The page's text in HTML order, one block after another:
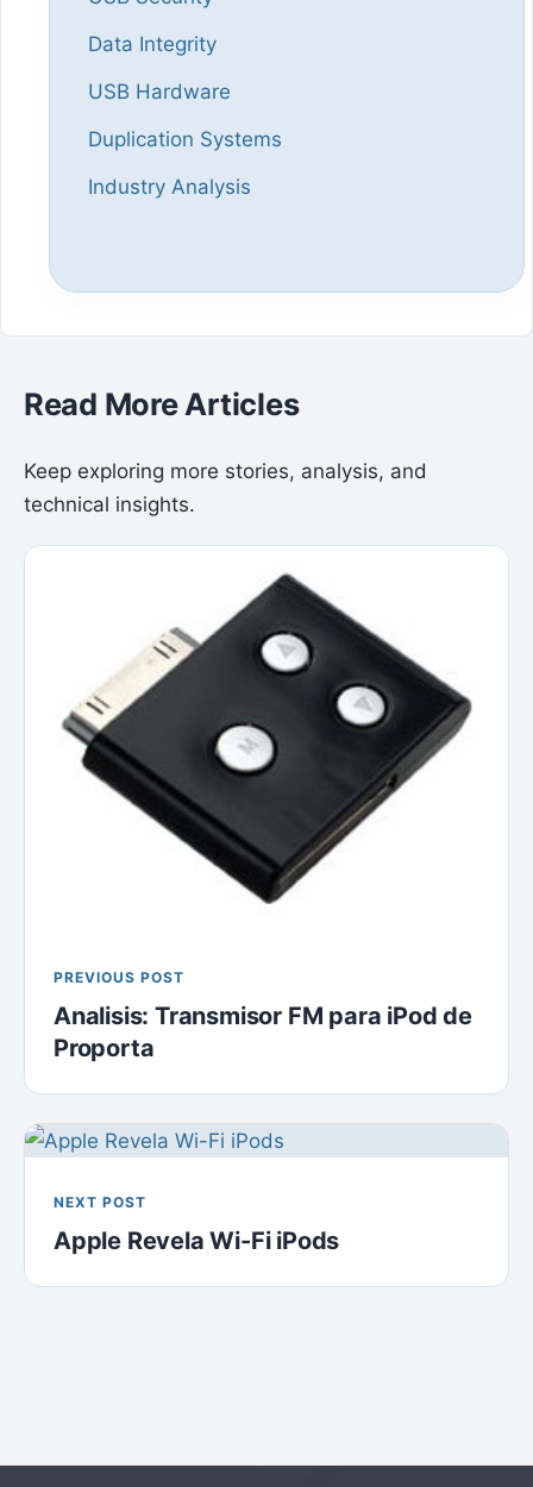
Data Integrity
USB Hardware
Duplication Systems
Industry Analysis
Read More Articles
Keep exploring more stories, analysis, and
technical insights.
PREVIOUS POST
Analisis: Transmisor FM para iPod de
Proporta
NEXT POST
Apple Revela Wi-Fi iPods